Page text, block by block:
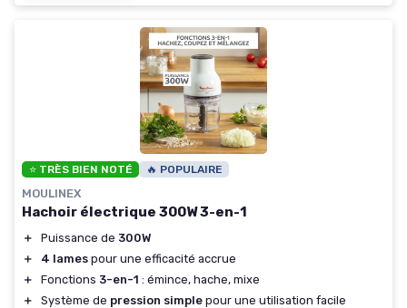
⭐ TRÈS BIEN NOTÉ 🔥 POPULAIRE
MOULINEX
Hachoir électrique 300W 3-en-1
＋ Puissance de 300W
＋
4 lames pour une efficacité accrue
＋
Fonctions 3-en-1 : émince, hache, mixe
＋
Système de pression simple pour une utilisation facile